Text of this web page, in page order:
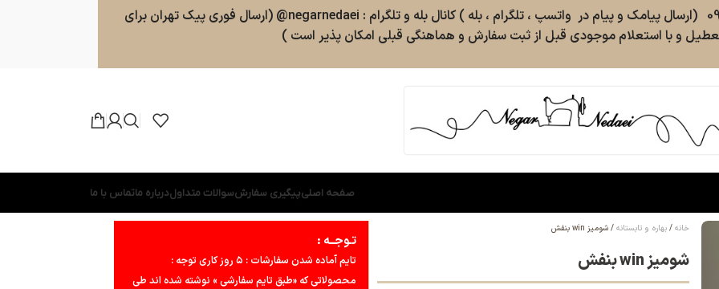
صفحه اصلیپیگیری سفارشسوالات متداولدرباره ماتماس با ما
خانه بهاره و تابستانه شومیز win بنفش
شومیز win بنفش
تـوجــه :
تایم آماده شدن سفارشات : ۵ روز کاری توجه :
محصولاتی که «طبق تایم سفارشی » نوشته شده اند طی
سفارشات طبق روال ارسال خواهند شد . پشتیبانی 09025357598 (ارسال پیامک و پیام در واتسپ ، تلگرام ، بله ) کانال بله و تلگرام : negarnedaei@ (ارسال فوری پیک تهران برای
و با استعلام موجودی قبل از ثبت سفارش و هماهنگی قبلی امکان پذیر است )